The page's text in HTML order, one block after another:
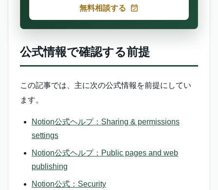
無料相談する
公式情報で確認する前提
この記事では、主に次の公式情報を前提にしてい
ます。
Notion公式ヘルプ：Sharing & permissions
settings
Notion公式ヘルプ：Public pages and web
publishing
Notion公式：Security